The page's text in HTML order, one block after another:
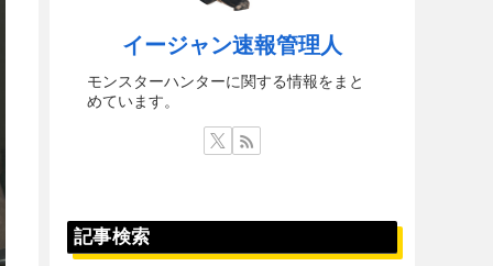
イージャン速報管理人
モンスターハンターに関する情報をまと
めています。
記事検索